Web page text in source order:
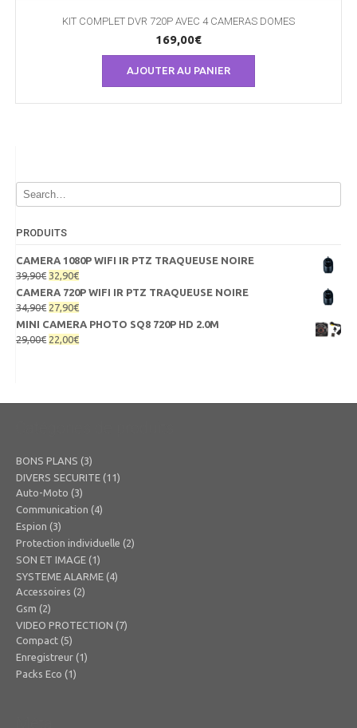
KIT COMPLET DVR 720P AVEC 4 CAMERAS DOMES
169,00€
AJOUTER AU PANIER
PRODUITS
CAMERA 1080P WIFI IR PTZ TRAQUEUSE NOIRE
39,90€ Le
prix
initial
était :
39,90€.
32,90€Le
prix
actuel
est :
32,90€.
CAMERA 720P WIFI IR PTZ TRAQUEUSE NOIRE
34,90€ Le
prix
initial
27,90€Le
prix
actuel
MINI CAMERA PHOTO SQ8 720P HD 2.0M
29,00€ Le
22,00€Le
BONS PLANS (3)
DIVERS SECURITE (11)
Auto-Moto (3)
Communication (4)
Espion (3)
Protection individuelle (2)
SON ET IMAGE (1)
SYSTEME ALARME (4)
Accessoires (2)
Gsm (2)
VIDEO PROTECTION (7)
Compact (5)
Enregistreur (1)
Packs Eco (1)